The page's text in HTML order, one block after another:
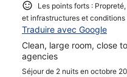
Les points forts :
et infrastructures et conditions
Traduire avec Google
Clean, large room, close
agencies
Séjour de 2 nuits en octobre